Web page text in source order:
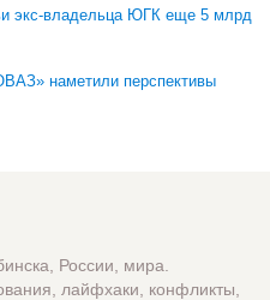
экс-владельца ЮГК еще 5 млрд
наметили перспективы
России, мира.
лайфхаки, конфликты,